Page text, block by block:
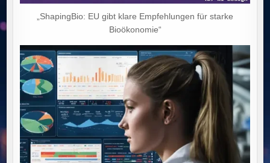
„ShapingBio: EU gibt klare Empfehlungen für starke
Bioökonomie“